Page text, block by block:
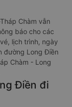
Chàm vẫn
báo cho các
lịch trình, ngày
đường Long Điền
Chàm - Long
Điền đi